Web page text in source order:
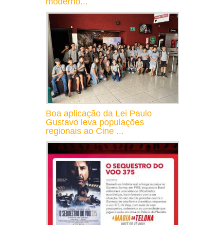
Boa aplicação da Lei Paulo
Gustavo leva populações
regionais ao Cine ...